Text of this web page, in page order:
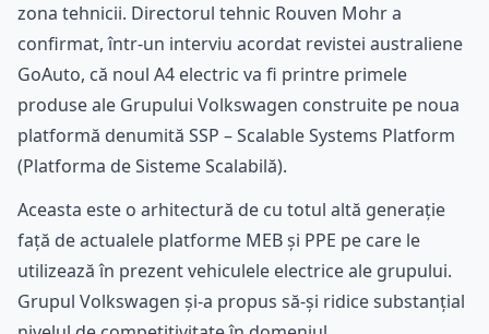
zona tehnicii. Directorul tehnic Rouven Mohr a
confirmat, într-un interviu acordat revistei australiene
GoAuto, că noul A4 electric va fi printre primele
produse ale Grupului Volkswagen construite pe noua
platformă denumită SSP – Scalable Systems Platform
(Platforma de Sisteme Scalabilă).
Aceasta este o arhitectură de cu totul altă generație
față de actualele platforme MEB și PPE pe care le
utilizează în prezent vehiculele electrice ale grupului.
Grupul Volkswagen și-a propus să-și ridice substanțial